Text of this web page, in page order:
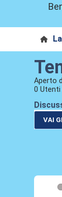
Aperto
0
VAI